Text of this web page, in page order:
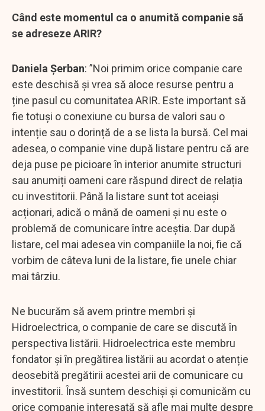
Când este momentul ca o anumită companie să
se adreseze ARIR?
Daniela Șerban: ”Noi primim orice companie care
este deschisă și vrea să aloce resurse pentru a
ține pasul cu comunitatea ARIR. Este important să
fie totuși o conexiune cu bursa de valori sau o
intenție sau o dorință de a se lista la bursă. Cel mai
adesea, o companie vine după listare pentru că are
deja puse pe picioare în interior anumite structuri
sau anumiți oameni care răspund direct de relația
cu investitorii. Până la listare sunt tot aceiași
acționari, adică o mână de oameni și nu este o
problemă de comunicare între aceștia. Dar după
listare, cel mai adesea vin companiile la noi, fie că
vorbim de câteva luni de la listare, fie unele chiar
mai târziu.
Ne bucurăm să avem printre membri și
Hidroelectrica, o companie de care se discută în
perspectiva listării. Hidroelectrica este membru
fondator și în pregătirea listării au acordat o atenție
deosebită pregătirii acestei arii de comunicare cu
investitorii. Însă suntem deschiși și comunicăm cu
orice companie interesată să afle mai multe despre